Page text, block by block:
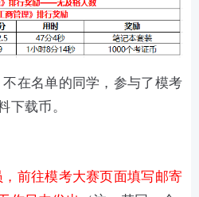
在名单的同学，参与了模考
下载币。
前往模考大赛页面填写邮寄